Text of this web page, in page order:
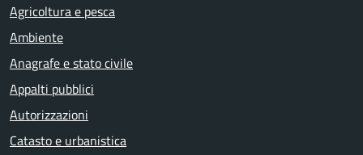
Agricoltura e pesca
Ambiente
Anagrafe e stato civile
Appalti pubblici
Autorizzazioni
Catasto e urbanistica